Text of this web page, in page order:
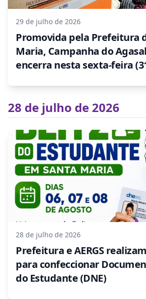
29 de julho de 2026
Promovida pela Prefeitura
Maria, Campanha do
encerra nesta sexta-feira
28 de julho de 2026
28 de julho de 2026
Prefeitura e AERGS
para confeccionar
do Estudante (DNE)